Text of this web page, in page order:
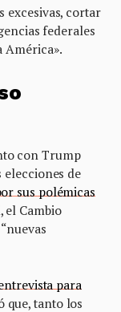
excesivas, cortar
federales
América».
con Trump
de
sus polémicas
el Cambio
para
que, tanto los